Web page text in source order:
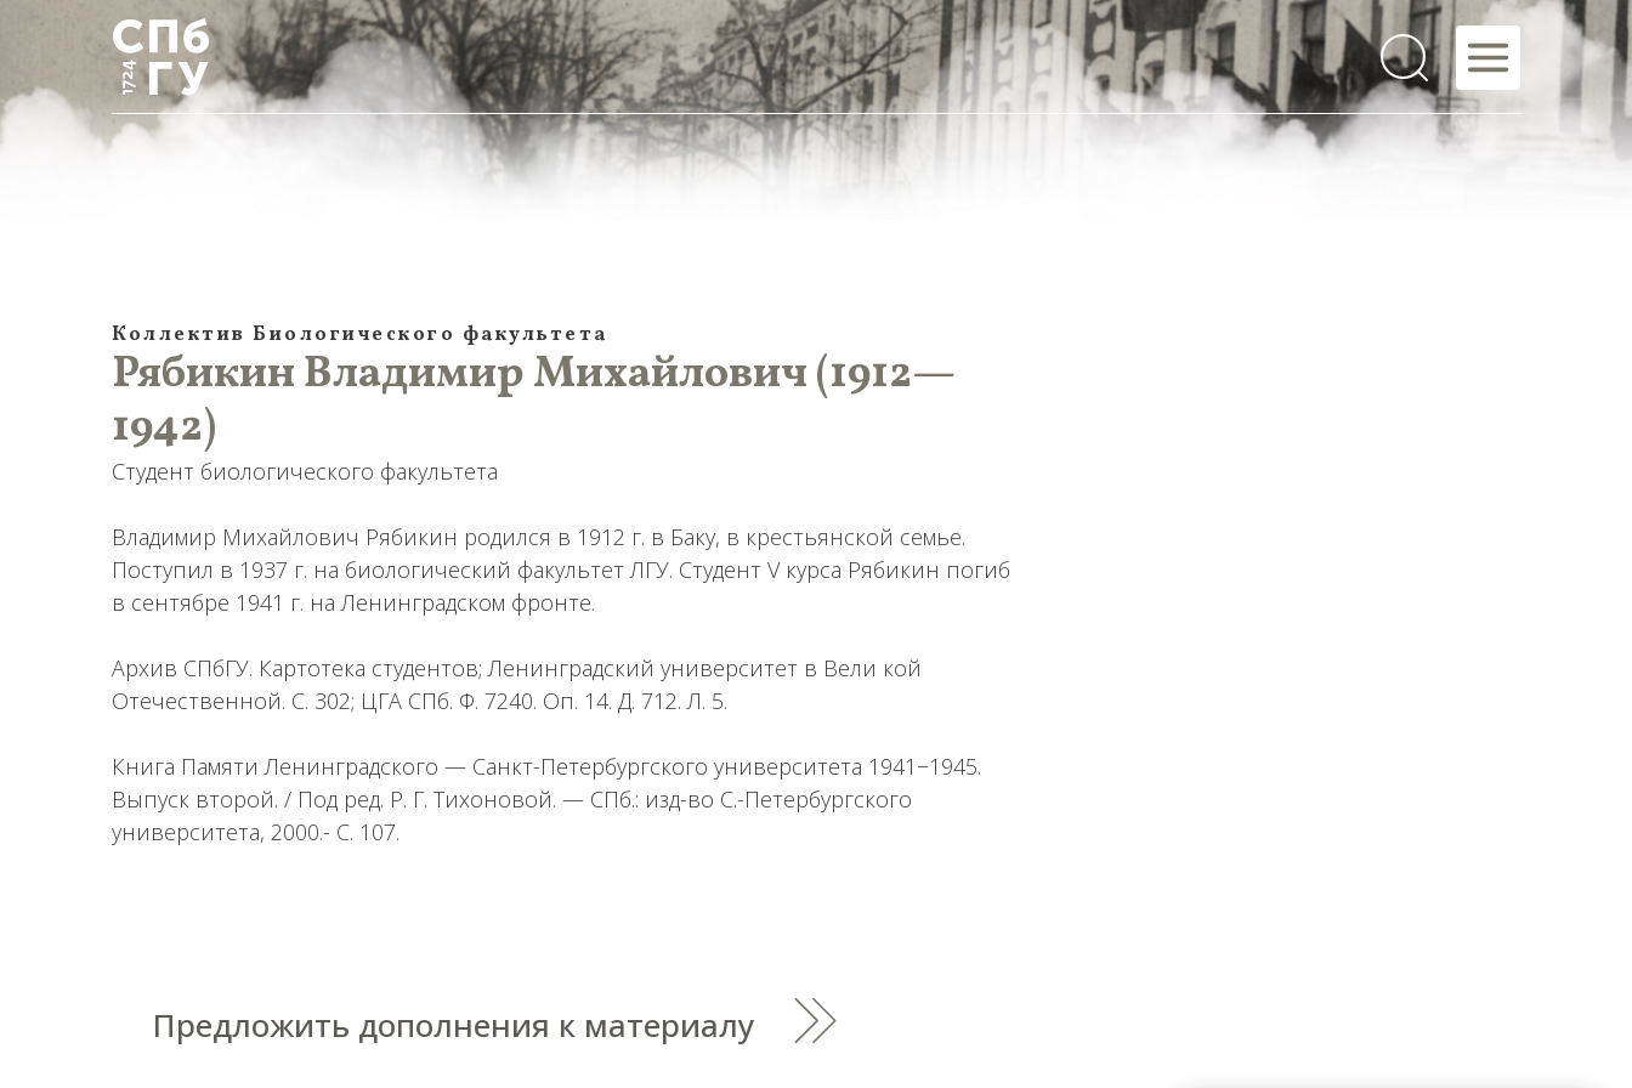
Коллектив Биологического факультета
Рябикин Владимир Михайлович (1912—
1942)
Студент биологического факультета
Владимир Михайлович Рябикин родился в 1912 г. в Баку, в крестьянской семье.
Поступил в 1937 г. на биологический факультет ЛГУ. Студент V курса Рябикин погиб
в сентябре 1941 г. на Ленинградском фронте.
Архив СПбГУ. Картотека студентов; Ленинградский университет в Вели кой
Отечественной. С. 302; ЦГА СПб. Ф. 7240. Оп. 14. Д. 712. Л. 5.
Книга Памяти Ленинградского — Санкт-Петербургского университета 1941−1945.
Выпуск второй. / Под ред. Р. Г. Тихоновой. — СПб.: изд-во С.-Петербургского
университета, 2000.- С. 107.
Предложить дополнения к материалу